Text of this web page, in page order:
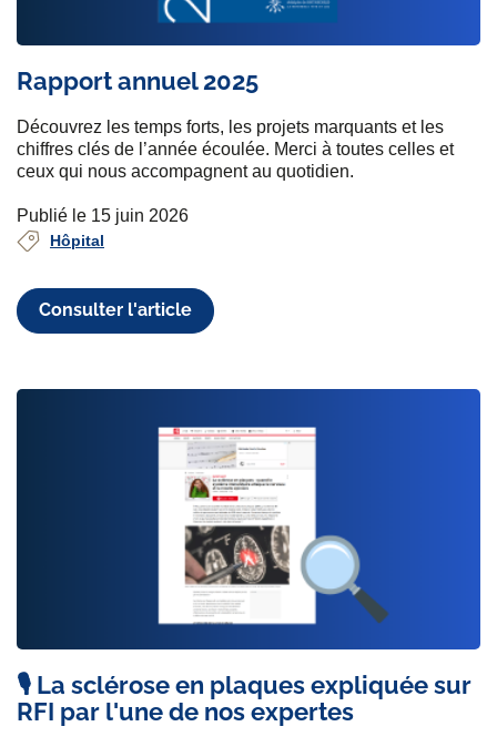
Rapport annuel 2025
Découvrez les temps forts, les projets marquants et les
chiffres clés de l’année écoulée. Merci à toutes celles et
ceux qui nous accompagnent au quotidien.
Publié le 15 juin 2026
Hôpital
Consulter l'article
🎙️ La sclérose en plaques expliquée sur
RFI par l'une de nos expertes